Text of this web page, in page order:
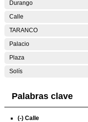
Durango
Calle
TARANCO
Palacio
Plaza
Solís
Palabras clave
(-) Calle